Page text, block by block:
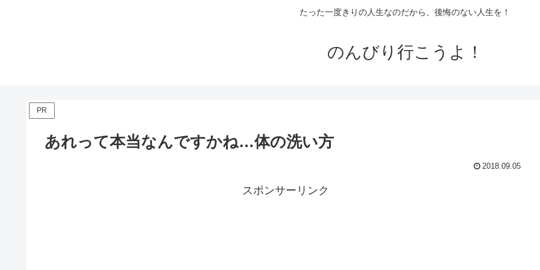
たった一度きりの人生なのだから、後悔のない人生を！
のんびり行こうよ！
PR
あれって本当なんですかね…体の洗い方
2018.09.05
スポンサーリンク